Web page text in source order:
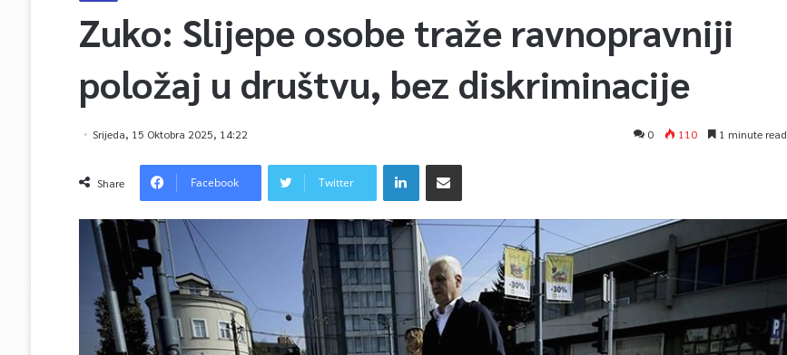
Zuko: Slijepe osobe traže ravnopravniji
položaj u društvu, bez diskriminacije
Srijeda, 15 Oktobra 2025, 14:22 0 110 1 minute read
Share Facebook Twitter